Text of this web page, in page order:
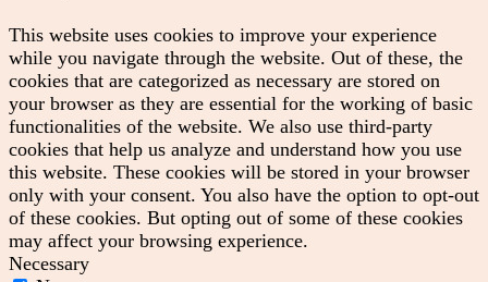
This website uses cookies to improve your experience
while you navigate through the website. Out of these, the
cookies that are categorized as necessary are stored on
your browser as they are essential for the working of basic
functionalities of the website. We also use third-party
cookies that help us analyze and understand how you use
this website. These cookies will be stored in your browser
only with your consent. You also have the option to opt-out
of these cookies. But opting out of some of these cookies
may affect your browsing experience.
Necessary